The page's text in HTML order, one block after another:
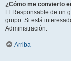
¿Cómo me convierto
El Responsable de un
grupo. Si está
Administración.
Arriba